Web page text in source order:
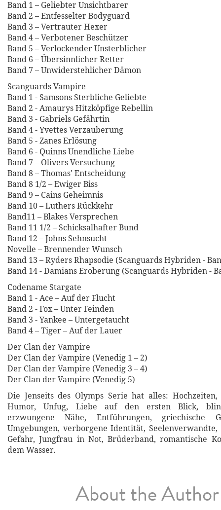
Band 1 – Geliebter Unsichtbarer
Band 2 – Entfesselter Bodyguard
Band 3 – Vertrauter Hexer
Band 4 – Verbotener Beschützer
Band 5 – Verlockender Unsterblicher
Band 6 – Übersinnlicher Retter
Band 7 – Unwiderstehlicher Dämon
Scanguards Vampire
Band 1 - Samsons Sterbliche Geliebte
Band 2 - Amaurys Hitzköpfige Rebellin
Band 3 - Gabriels Gefährtin
Band 4 - Yvettes Verzauberung
Band 5 - Zanes Erlösung
Band 6 - Quinns Unendliche Liebe
Band 7 – Olivers Versuchung
Band 8 – Thomas' Entscheidung
Band 8 1/2 – Ewiger Biss
Band 9 – Cains Geheimnis
Band 10 – Luthers Rückkehr
Band11 – Blakes Versprechen
Band 11 1/2 – Schicksalhafter Bund
Band 12 – Johns Sehnsucht
Novelle – Brennender Wunsch
Band 13 – Ryders Rhapsodie (Scanguards Hybriden -
Band 14 - Damians Eroberung (Scanguards Hybriden -
Codename Stargate
Band 1 - Ace – Auf der Flucht
Band 2 - Fox – Unter Feinden
Band 3 - Yankee – Untergetaucht
Band 4 – Tiger – Auf der Lauer
Der Clan der Vampire
Der Clan der Vampire (Venedig 1 – 2)
Der Clan der Vampire (Venedig 3 – 4)
Der Clan der Vampire (Venedig 5)
Die Jenseits des Olymps Serie hat alles:
Humor, Unfug, Liebe auf den ersten Blick,
erzwungene Nähe, Entführungen, griechische
Umgebungen, verborgene Identität,
Gefahr, Jungfrau in Not, Brüderband, romantische
dem Wasser.
About the Author